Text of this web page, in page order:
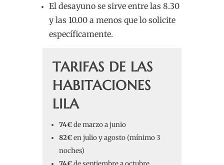
El desayuno se sirve entre las 8.30
y las 10.00 a menos que lo solicite
específicamente.
TARIFAS DE LAS
HABITACIONES
LILA
74€de marzo a junio
82€en julio y agosto (mínimo 3
noches)